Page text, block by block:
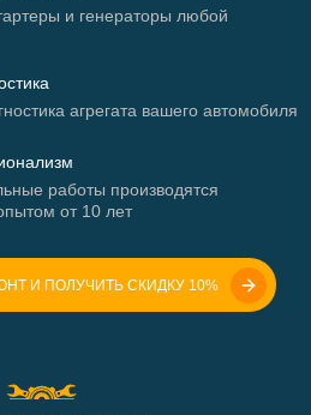
и генераторы любой
агрегата вашего автомобиля
работы производятся
от 10 лет
И ПОЛУЧИТЬ СКИДКУ 10%